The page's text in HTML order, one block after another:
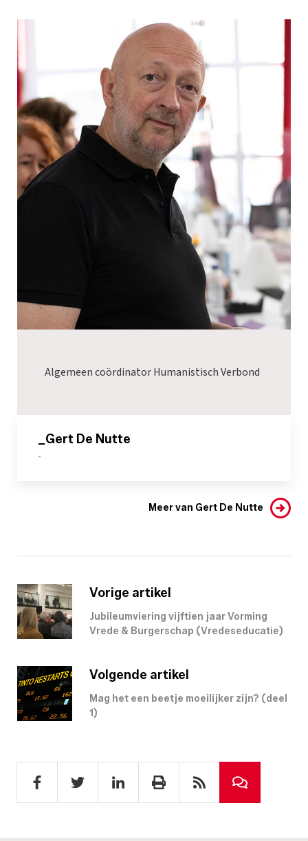
Algemeen coördinator Humanistisch Verbond
_Gert De Nutte
-
Meer van Gert De Nutte
Vorige artikel
Jubileumviering vijftien jaar Vorming
Vrede & Burgerschap (Vredeseducatie)
Volgende artikel
Mag het een beetje moeilijker zijn? (deel
1)